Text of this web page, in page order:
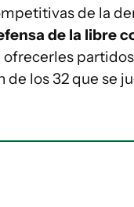
de la
de la libre
los 32 que se